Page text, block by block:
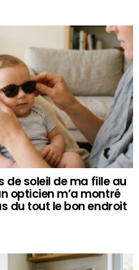
de soleil de ma fille au
opticien m’a montré
du tout le bon endroit